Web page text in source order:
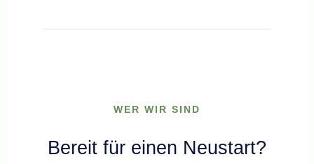
WER WIR SIND
Bereit für einen Neustart?